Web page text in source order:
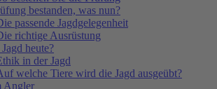
bestanden, was nun?
passende Jagdgelegenheit
richtige Ausrüstung
heute?
in der Jagd
welche Tiere wird die Jagd ausgeübt?
Angler